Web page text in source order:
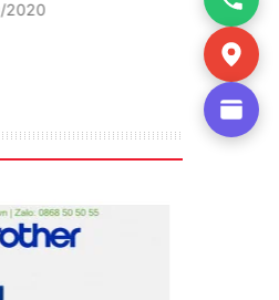
2020
1954
Đọc thêm